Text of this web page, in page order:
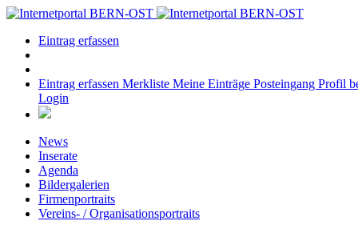
Eintrag erfassen
Eintrag erfassen Merkliste Meine Einträge Posteingang Profil
Login
News
Inserate
Agenda
Bildergalerien
Firmenportraits
Vereins- / Organisationsportraits